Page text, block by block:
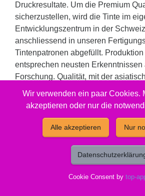
Druckresultate. Um die Premium
sicherzustellen, wird die Tinte im
Entwicklungszentrum in der
anschliessend in unseren
Tintenpatronen abgefüllt.
entsprechen neusten Erkenntnissen
Forschung. Qualität, mit der
gleichziehen können und dies zu
attraktiven Preisen. Eine echte
Original Produkten oder Billigsttinten.
Füllmenge: 7.6 ml. Reicht für: 840
Wir verwenden ein paar Cookies.
akzeptieren oder nur die
Alle akzeptieren Nur
Cookie Consent by top-